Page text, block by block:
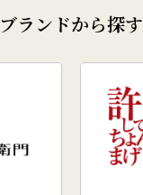
ブランドから探す